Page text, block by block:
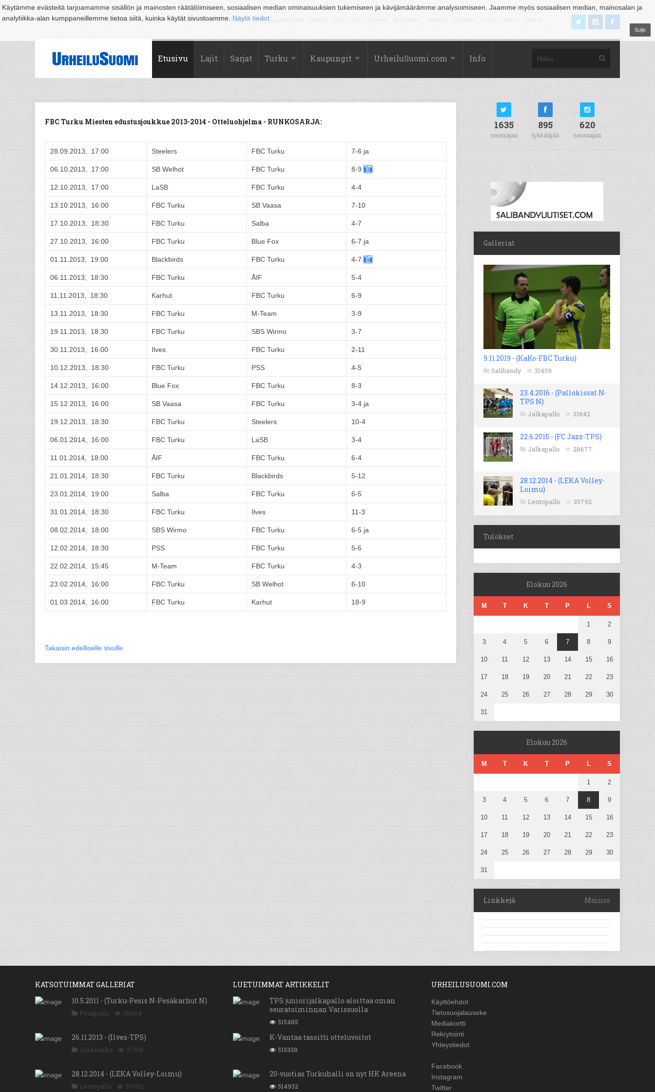
Käytämme evästeitä tarjoamamme sisällön ja mainosten räätälöimiseen, sosiaalisen median ominaisuuksien tukemiseen ja kävijämäärämme analysoimiseen. Jaamme myös sosiaalisen median, mainosalan ja
analytiikka-alan kumppaneillemme tietoa siitä, kuinka käytät sivustoamme. Näytä tiedot
Sulje
Suomi Espoo Helsinki Hämeenlinna Joensuu Jyväskylä Kouvola Kuopio Lahti
Etusivu Lajit Sarjat Turku Kaupungit UrheiluSuomi.com Info
FBC Turku Miesten edustusjoukkue 2013-2014 - Otteluohjelma - RUNKOSARJA:
28.09.2013, 17:00 Steelers FBC Turku 7-6 ja
06.10.2013, 17:00 SB Welhot FBC Turku 8-9
12.10.2013, 17:00 LaSB FBC Turku 4-4
13.10.2013, 16:00 FBC Turku SB Vaasa 7-10
17.10.2013, 18:30 FBC Turku Salba 4-7
27.10.2013, 16:00 FBC Turku Blue Fox 6-7 ja
01.11.2013, 19:00 Blackbirds FBC Turku 4-7
06.11.2013, 18:30 FBC Turku ÅIF 5-4
11.11.2013, 18:30 Karhut FBC Turku 6-9
13.11.2013, 18:30 FBC Turku M-Team 3-9
19.11.2013, 18:30 FBC Turku SBS Wirmo 3-7
30.11.2013, 16:00 Ilves FBC Turku 2-11
10.12.2013, 18:30 FBC Turku PSS 4-5
14.12.2013, 16:00 Blue Fox FBC Turku 8-3
15.12.2013, 16:00 SB Vaasa FBC Turku 3-4 ja
19.12.2013, 18:30 FBC Turku Steelers 10-4
06.01.2014, 16:00 FBC Turku LaSB 3-4
11.01.2014, 18:00 ÅIF FBC Turku 6-4
21.01.2014, 18:30 FBC Turku Blackbirds 5-12
23.01.2014, 19:00 Salba FBC Turku 6-5
31.01.2014, 18:30 FBC Turku Ilves 11-3
08.02.2014, 18:00 SBS Wirmo FBC Turku 6-5 ja
12.02.2014, 18:30 PSS FBC Turku 5-6
22.02.2014, 15:45 M-Team FBC Turku 4-3
23.02.2014, 16:00 FBC Turku SB Welhot 6-10
01.03.2014, 16:00 FBC Turku Karhut 18-9
Takaisin edelliselle sivulle
1635
seuraajaa
895
tykkääjää
620
seuraajaa
Galleriat
9.11.2019 - (KaKo-FBC Turku)
Salibandy 31439
23.4.2016 - (Pallokissat N-
TPS N)
Jalkapallo 31842
22.6.2015 - (FC Jazz-TPS)
Jalkapallo 28677
28.12.2014 - (LEKA Volley-
Loimu)
Lentopallo 35792
Tulokset
Elokuu 2026
M T K T P L S
1 2
3 4 5 6 7 8 9
10 11 12 13 14 15 16
17 18 19 20 21 22 23
24 25 26 27 28 29 30
31
Elokuu 2026
M T K T P L S
1 2
3 4 5 6 7 8 9
10 11 12 13 14 15 16
17 18 19 20 21 22 23
24 25 26 27 28 29 30
31
Linkkejä Mainos
KATSOTUIMMAT GALLERIAT
10.5.2011 - (Turku-Pesis N-Pesäkarhut N)
Pesäpallo 38004
26.11.2013 - (Ilves-TPS)
Jääkiekko 37518
28.12.2014 - (LEKA Volley-Loimu)
Lentopallo 35792
LUETUIMMAT ARTIKKELIT
TPS juniorijalkapallo aloittaa oman
seuratoiminnan Varissuolla
515485
K-Vantaa tasoitti otteluvoitot
515338
20-vuotias Turkuhalli on nyt HK Areena
514932
URHEILUSUOMI.COM
Käyttöehdot
Tietosuojalauseke
Mediakortti
Rekrytointi
Yhteystiedot
Facebook
Instagram
Twitter